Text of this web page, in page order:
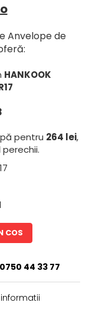
Anvelope de
HANKOOK
pentru 264 lei,
COS
0750 44 33 77